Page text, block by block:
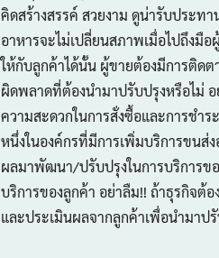
คิดสร้างสรรค์ สวยงาม ดูน่ารับประท
อาหารจะไม่เปลี่ยนสภาพเมื่อไปถึงมื
ให้กับลูกค้าได้นั้น ผู้ขายต้องมีการติด
ผิดพลาดที่ต้องนำมาปรับปรุงหรือไม่ อ
ความสะดวกในการสั่งซื้อและการชำร
หนึ่งในองค์กรที่มีการเพิ่มบริการขนส่
ผลมาพัฒนา/ปรับปรุงในการบริการข
บริการของลูกค้า อย่าลืม!! ถ้าธุรกิจต้อ
และประเมินผลจากลูกค้าเพื่อนำมาป